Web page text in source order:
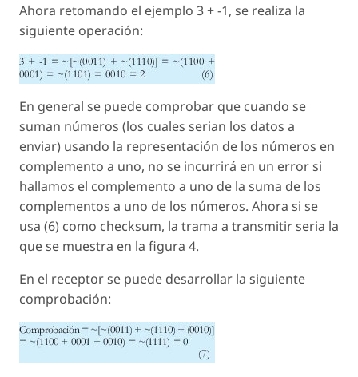
Ahora retomando el ejemplo 3 + -1, se realiza la
siguiente operación:
En general se puede comprobar que cuando se
suman números (los cuales serian los datos a
enviar) usando la representación de los números en
complemento a uno, no se incurrirá en un error si
hallamos el complemento a uno de la suma de los
complementos a uno de los números. Ahora si se
usa (6) como checksum, la trama a transmitir seria la
que se muestra en la figura 4.
En el receptor se puede desarrollar la siguiente
comprobación: